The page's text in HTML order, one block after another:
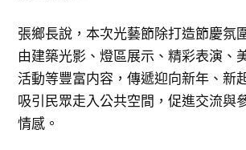
張鄉長說，本次光藝節除打造節慶氛
由建築光影、燈區展示、精彩表演、
活動等豐富内容，傳遞迎向新年、新
吸引民眾走入公共空間，促進交流與
情感。